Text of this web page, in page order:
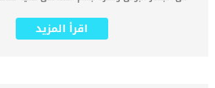
بشكل غير طبيعي من اليوريا ومنتجات البروتين
القطة باسم البولينا الحاد. كما تتبع هذه الحالة
اقرأ المزيد